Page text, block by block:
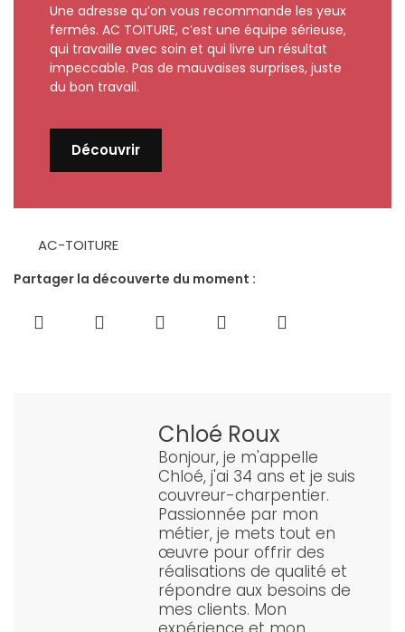
Une adresse qu’on vous recommande les yeux
fermés. AC TOITURE, c’est une équipe sérieuse,
qui travaille avec soin et qui livre un résultat
impeccable. Pas de mauvaises surprises, juste
du bon travail.
Découvrir
AC-TOITURE
Partager la découverte du moment :
Chloé Roux
Bonjour, je m'appelle
Chloé, j'ai 34 ans et je suis
couvreur-charpentier.
Passionnée par mon
métier, je mets tout en
œuvre pour offrir des
réalisations de qualité et
répondre aux besoins de
mes clients. Mon